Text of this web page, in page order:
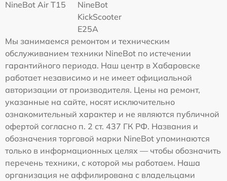
NineBot Air T15
NineBot
KickScooter
E25A
Мы занимаемся ремонтом и техническим
обслуживанием техники NineBot по истечении
гарантийного периода. Наш центр в Хабаровске
работает независимо и не имеет официальной
авторизации от производителя. Цены на ремонт,
указанные на сайте, носят исключительно
ознакомительный характер и не являются публичной
офертой согласно п. 2 ст. 437 ГК РФ. Названия и
обозначения торговой марки NineBot упоминаются
только в информационных целях — чтобы обозначить
перечень техники, с которой мы работаем. Наша
организация не аффилирована с владельцами